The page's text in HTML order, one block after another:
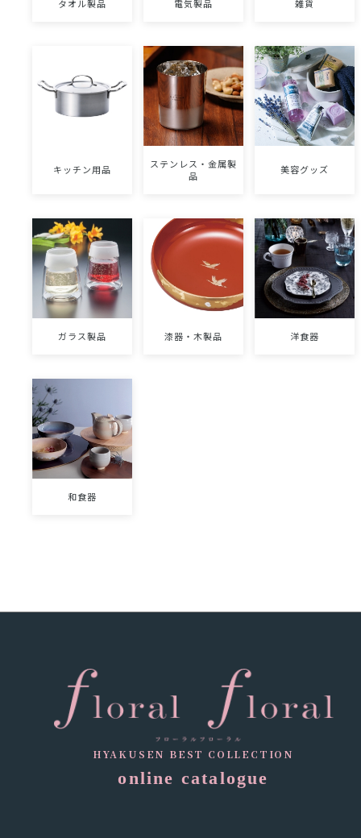
タオル製品 電気製品 雑貨
キッチン用品
ステンレス・金属製
品
美容グッズ
ガラス製品 漆器・木製品 洋食器
和食器
HYAKUSEN BEST COLLECTION
online catalogue